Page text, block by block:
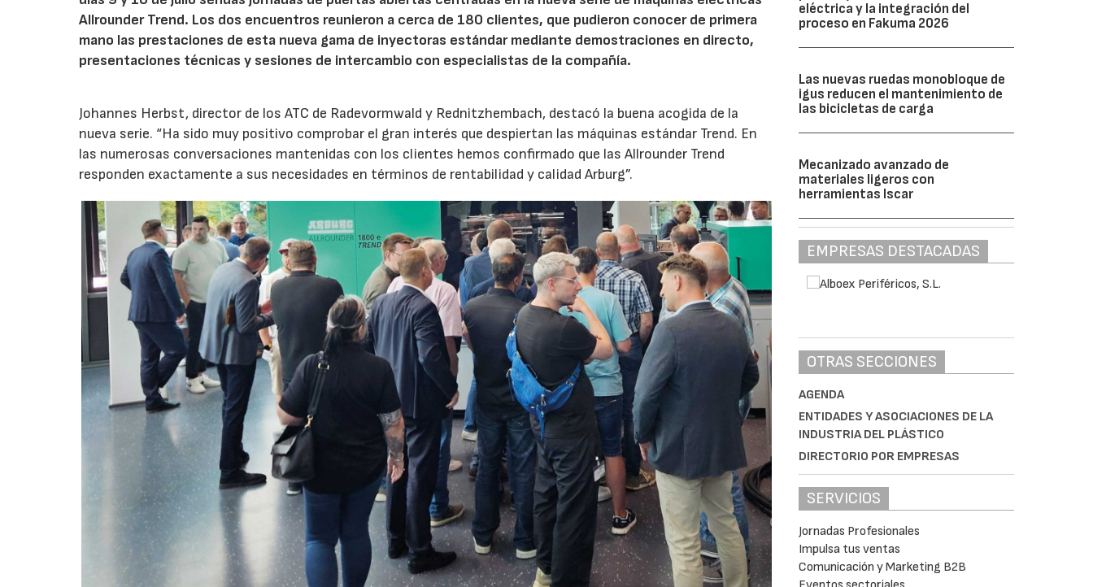
Allrounder Trend. Los dos encuentros reunieron a cerca de 180 clientes, que pudieron conocer de primera
mano las prestaciones de esta nueva gama de inyectoras estándar mediante demostraciones en directo,
presentaciones técnicas y sesiones de intercambio con especialistas de la compañía.
Johannes Herbst, director de los ATC de Radevormwald y Rednitzhembach, destacó la buena acogida de la
nueva serie. “Ha sido muy positivo comprobar el gran interés que despiertan las máquinas estándar Trend. En
las numerosas conversaciones mantenidas con los clientes hemos confirmado que las Allrounder Trend
responden exactamente a sus necesidades en términos de rentabilidad y calidad Arburg”.
eléctrica y la integración del
proceso en Fakuma 2026
Las nuevas ruedas monobloque de
igus reducen el mantenimiento de
las bicicletas de carga
Mecanizado avanzado de
materiales ligeros con
herramientas Iscar
EMPRESAS DESTACADAS
OTRAS SECCIONES
AGENDA
ENTIDADES Y ASOCIACIONES DE LA
INDUSTRIA DEL PLÁSTICO
DIRECTORIO POR EMPRESAS
SERVICIOS
Jornadas Profesionales
Impulsa tus ventas
Comunicación y Marketing B2B